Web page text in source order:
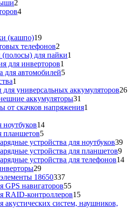
2
товара
44
(кашпо)1919
товаров
телефонов2
товара
для пайки1
для инверторов1
товар
для автомобилей55
1
товар
универсальных аккумуляторов2626
аккумуляторы31
товар
от скачков напряжения1
1414
планшетов55
товаров
устройства для ноутбуков3939
устройства для планшетов99
устройства для телефонов1414
2929
товаров
18650337337
товаров
GPS навигаторов5555
товаров
RAID-контроллеров1515
товаров
акустических систем, наушников,